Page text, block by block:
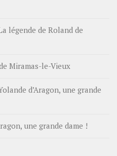
légende de Roland de
Miramas-le-Vieux
d’Aragon, une grande
une grande dame !